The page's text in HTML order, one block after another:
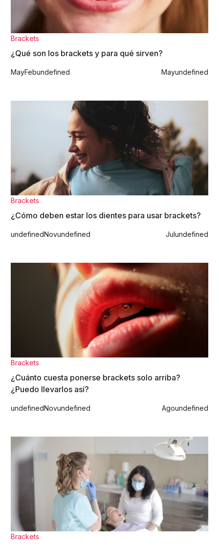
Brackets
¿Qué son los brackets y para qué sirven?
MayFebundefined Mayundefined
Brackets
¿Cómo deben estar los dientes para usar brackets?
undefinedNovundefined Julundefined
Brackets
¿Cuánto cuesta ponerse brackets solo arriba?
¿Puedo llevarlos así?
undefinedNovundefined Agoundefined
Brackets